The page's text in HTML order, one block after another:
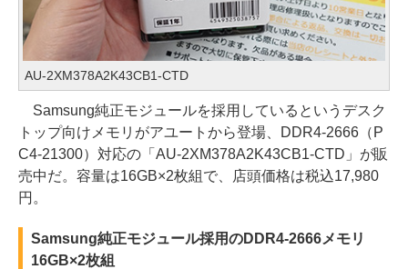
AU-2XM378A2K43CB1-CTD
Samsung純正モジュールを採用しているというデスク
トップ向けメモリがアユートから登場、DDR4-2666（P
C4-21300）対応の「AU-2XM378A2K43CB1-CTD」が販
売中だ。容量は16GB×2枚組で、店頭価格は税込17,980
円。
Samsung純正モジュール採用のDDR4-2666メモリ
16GB×2枚組